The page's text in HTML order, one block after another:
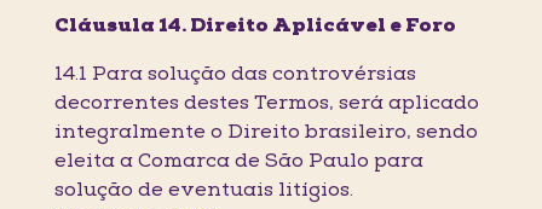
Cláusula 14. Direito Aplicável e Foro
14.1 Para solução das controvérsias
decorrentes destes Termos, será aplicado
integralmente o Direito brasileiro, sendo
eleita a Comarca de São Paulo para
solução de eventuais litígios.